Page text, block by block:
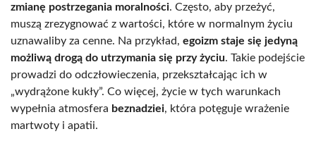
zmianę postrzegania moralności. Często, aby przeżyć,
muszą zrezygnować z wartości, które w normalnym życiu
uznawaliby za cenne. Na przykład, egoizm staje się jedyną
możliwą drogą do utrzymania się przy życiu. Takie podejście
prowadzi do odczłowieczenia, przekształcając ich w
„wydrążone kukły”. Co więcej, życie w tych warunkach
wypełnia atmosfera beznadziei, która potęguje wrażenie
martwoty i apatii.